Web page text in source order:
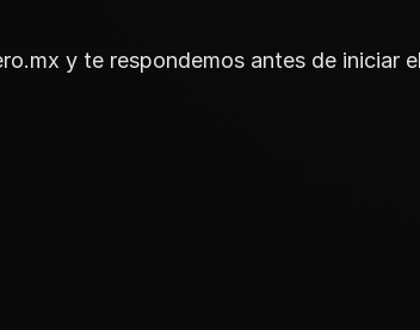
y te respondemos antes de iniciar